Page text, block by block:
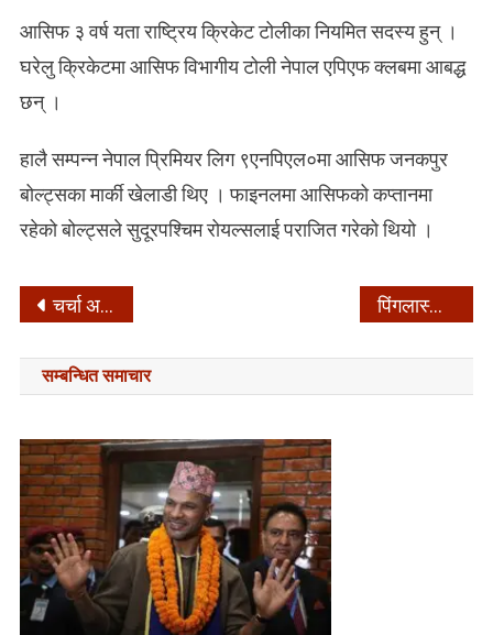
आसिफ ३ वर्ष यता राष्ट्रिय क्रिकेट टोलीका नियमित सदस्य हुन् ।
घरेलु क्रिकेटमा आसिफ विभागीय टोली नेपाल एपिएफ क्लबमा आबद्ध
छन् ।
हालै सम्पन्न नेपाल प्रिमियर लिग ९एनपिएल०मा आसिफ जनकपुर
बोल्ट्सका मार्की खेलाडी थिए । फाइनलमा आसिफको कप्तानमा
रहेको बोल्ट्सले सुदूरपश्चिम रोयल्सलाई पराजित गरेको थियो ।
Post
navigation
चर्चा अनि विवादमा ‘नमस्ते ढोगदिया’ पिंगलास्थानको होटलमा मृत भेटिएकी युवतीसँग बसेका युवक पनि मृत फेला
सम्बन्धित समाचार